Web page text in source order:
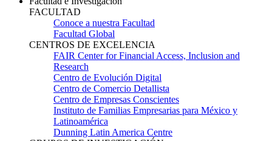
FACULTAD
Conoce a nuestra Facultad
Facultad Global
CENTROS DE EXCELENCIA
FAIR Center for Financial Access, Inclusion and
Research
Centro de Evolución Digital
Centro de Comercio Detallista
Centro de Empresas Conscientes
Instituto de Familias Empresarias para México y
Latinoamérica
Dunning Latin America Centre